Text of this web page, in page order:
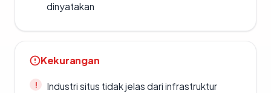
dinyatakan
Kekurangan
Industri situs tidak jelas dari infrastruktur